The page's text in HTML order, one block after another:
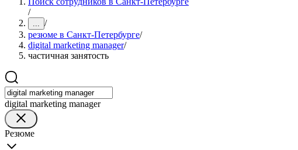
/
... /
резюме в Санкт-Петербурге/
digital marketing manager/
частичная занятость
digital marketing manager
Резюме